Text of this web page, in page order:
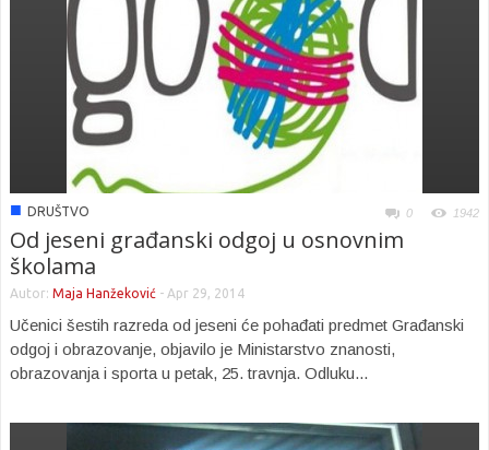
■ DRUŠTVO 0 1942
Od jeseni građanski odgoj u osnovnim
školama
Autor: Maja Hanžeković - Apr 29, 2014
Učenici šestih razreda od jeseni će pohađati predmet Građanski
odgoj i obrazovanje, objavilo je Ministarstvo znanosti,
obrazovanja i sporta u petak, 25. travnja. Odluku...